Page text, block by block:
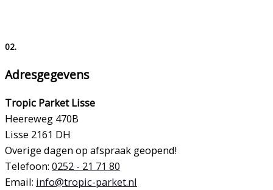
02.
Adresgegevens
Tropic Parket Lisse
Heereweg 470B
Lisse 2161 DH
Overige dagen op afspraak geopend!
Telefoon: 0252 - 21 71 80
Email: info@tropic-parket.nl